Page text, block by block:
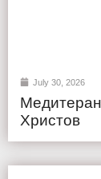
July 30, 2026
Христов